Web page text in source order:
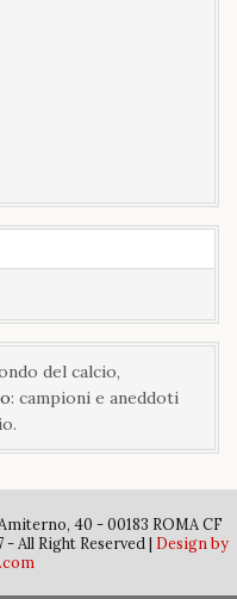
del calcio,
: campioni e aneddoti
40 - 00183 ROMA CF
- All Right Reserved | Design by